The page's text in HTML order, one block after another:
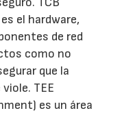
el hardware,
de red
como no
que la
TEE
es un área